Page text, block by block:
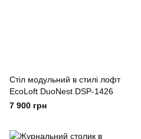
Стіл модульний в стилі лофт
EcoLoft DuoNest DSP-1426
7 900 грн